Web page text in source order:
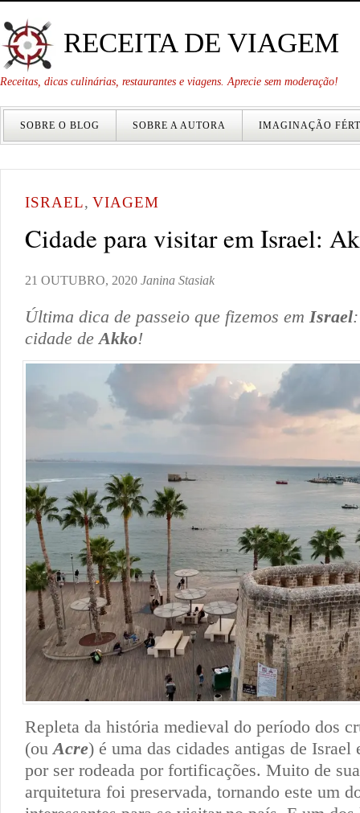
RECEITA DE VIAGEM
Receitas, dicas culinárias, restaurantes e viagens. Aprecie sem moderação!
SOBRE O BLOG SOBRE A AUTORA IMAGINAÇÃO
ISRAEL, VIAGEM
Cidade para visitar em Israel:
21 OUTUBRO, 2020 Janina Stasiak
Última dica de passeio que fizemos em Israel
cidade de Akko!
Repleta da história medieval do período dos
(ou Acre) é uma das cidades antigas de Israel
por ser rodeada por fortificações. Muito de
arquitetura foi preservada, tornando este um